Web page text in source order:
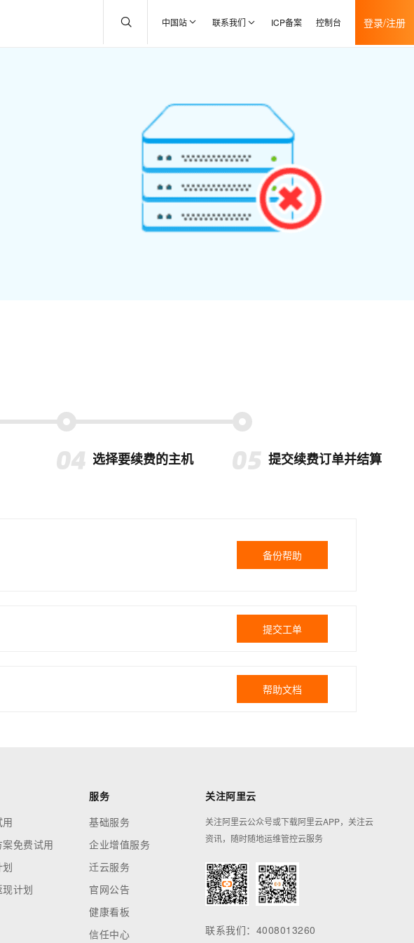
中国站 联系我们 ICP备案 控制台 登录/注册
选择要续费的主机 提交续费订单并结算
备份帮助
提交工单
帮助文档